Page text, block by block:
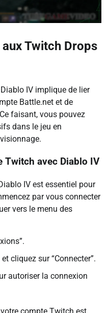
Twitch Drops
IV implique de lier
Battle.net et de
faisant, vous pouvez
dans le jeu en
Twitch avec Diablo IV
IV est essentiel pour
par vous connecter
vers le menu des
cliquez sur “Connecter”.
autoriser la connexion